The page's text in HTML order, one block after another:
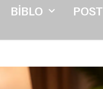
BİBLO POST